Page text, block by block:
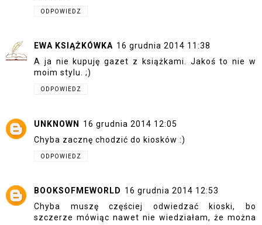
ODPOWIEDZ
EWA KSIĄŻKÓWKA 16 grudnia 2014 11:38
A ja nie kupuję gazet z książkami. Jakoś to nie w
moim stylu. ;)
ODPOWIEDZ
UNKNOWN
16 grudnia 2014 12:05
Chyba zacznę chodzić do kiosków :)
ODPOWIEDZ
BOOKSOFMEWORLD 16 grudnia 2014 12:53
Chyba muszę częściej odwiedzać kioski, bo
szczerze mówiąc nawet nie wiedziałam, że można